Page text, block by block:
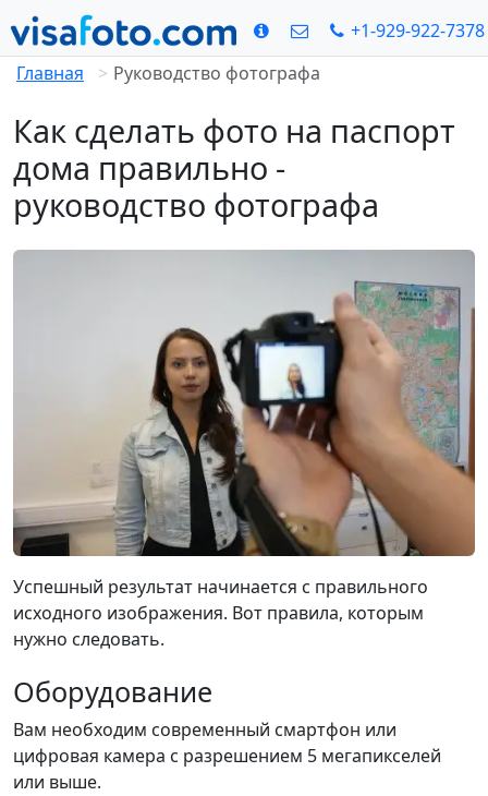
+1-929-922-7378
Главная
Руководство фотографа
Как сделать фото на паспорт
дома правильно -
руководство фотографа
Успешный результат начинается с правильного
исходного изображения. Вот правила, которым
нужно следовать.
Оборудование
Вам необходим современный смартфон или
цифровая камера с разрешением 5 мегапикселей
или выше.